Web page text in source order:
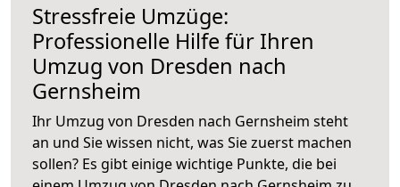
Stressfreie Umzüge:
Professionelle Hilfe für Ihren
Umzug von Dresden nach
Gernsheim
Ihr Umzug von Dresden nach Gernsheim steht
an und Sie wissen nicht, was Sie zuerst machen
sollen? Es gibt einige wichtige Punkte, die bei